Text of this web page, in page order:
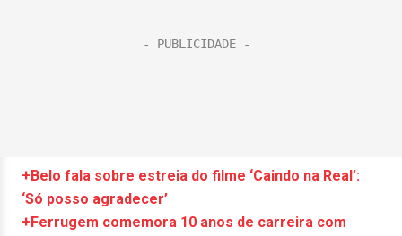
+Belo fala sobre estreia do filme ‘Caindo na Real’:
‘Só posso agradecer’
+Ferrugem comemora 10 anos de carreira com